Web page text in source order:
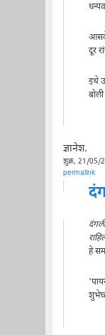
आसवे
दूर
इथे
ज्ञानेश.
शुक्र, 21/05/
permalink
हे